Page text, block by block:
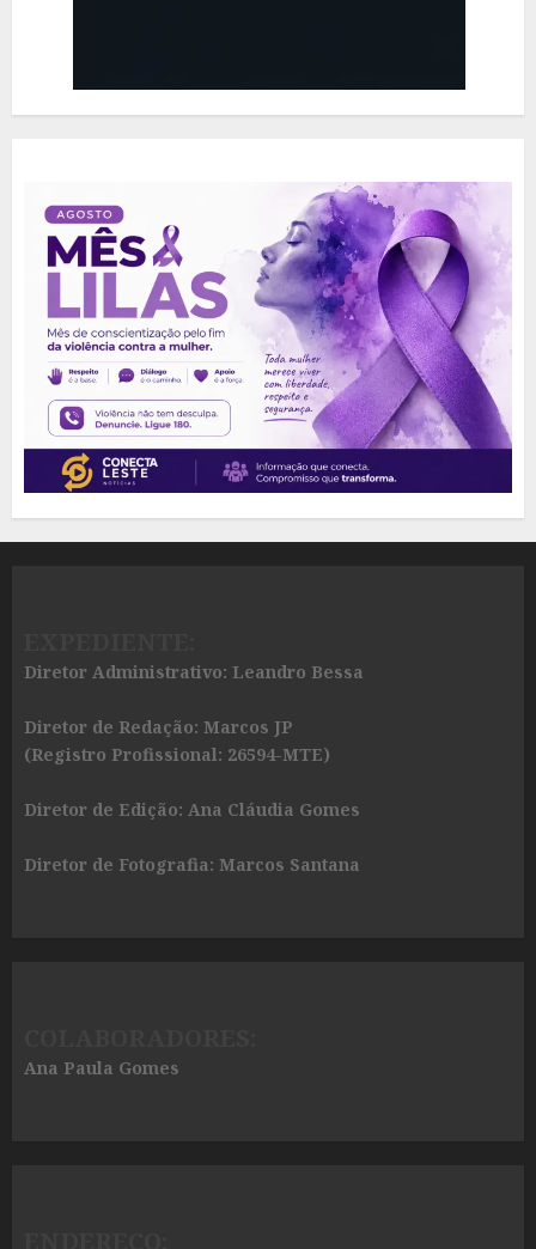
Diretor Administrativo: Leandro Bessa
Diretor de Redação: Marcos JP
(Registro Profissional: 26594-MTE)
Diretor de Edição: Ana Cláudia Gomes
Diretor de Fotografia: Marcos Santana
Ana Paula Gomes